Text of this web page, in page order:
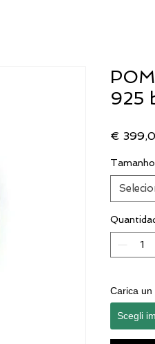
925
€
Carica un
Scegli